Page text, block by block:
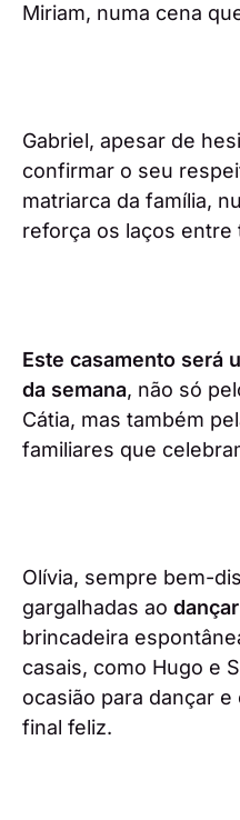
Miriam, numa cena
Gabriel, apesar de
confirmar o seu
matriarca da família,
reforça os laços entre
Este casamento será
da semana, não só
Cátia, mas também
familiares que
Olívia, sempre bem-
gargalhadas ao
brincadeira
casais, como Hugo e
ocasião para dançar
final feliz.